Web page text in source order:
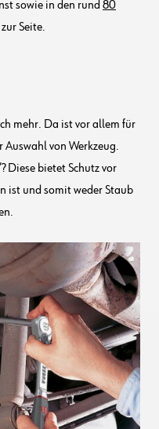
sowie in den rund 80
Seite.
mehr. Da ist vor allem für
von Werkzeug.
Diese bietet Schutz vor
ist und somit weder Staub